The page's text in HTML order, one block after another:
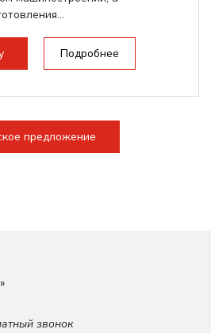
Подробнее
предложение
»
звонок